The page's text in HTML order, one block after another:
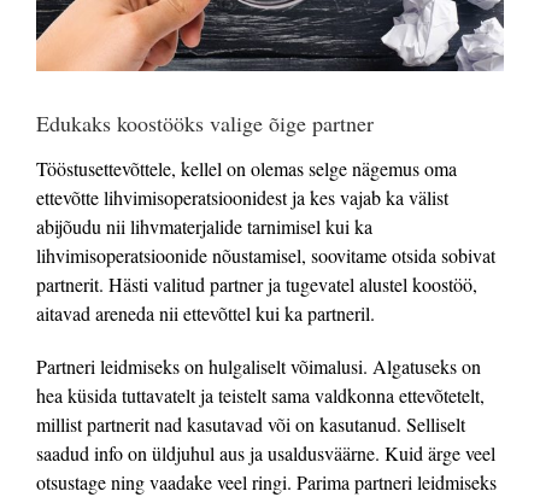
Edukaks koostööks valige õige partner
Tööstusettevõttele, kellel on olemas selge nägemus oma
ettevõtte lihvimisoperatsioonidest ja kes vajab ka välist
abijõudu nii lihvmaterjalide tarnimisel kui ka
lihvimisoperatsioonide nõustamisel, soovitame otsida sobivat
partnerit. Hästi valitud partner ja tugevatel alustel koostöö,
aitavad areneda nii ettevõttel kui ka partneril.
Partneri leidmiseks on hulgaliselt võimalusi. Algatuseks on
hea küsida tuttavatelt ja teistelt sama valdkonna ettevõtetelt,
millist partnerit nad kasutavad või on kasutanud. Selliselt
saadud info on üldjuhul aus ja usaldusväärne. Kuid ärge veel
otsustage ning vaadake veel ringi. Parima partneri leidmiseks